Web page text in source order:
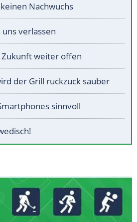
Nachwuchs
verlassen
Zukunft weiter offen
der Grill ruckzuck sauber
sinnvoll